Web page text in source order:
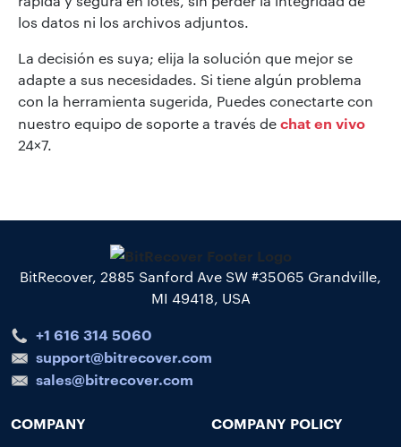
los datos ni los archivos adjuntos.
La decisión es suya; elija la solución que mejor se
adapte a sus necesidades. Si tiene algún problema
con la herramienta sugerida, Puedes conectarte con
nuestro equipo de soporte a través dechat en vivo
24×7.
BitRecover, 2885 Sanford Ave SW #35065 Grandville,
MI 49418, USA
+1 616 314 5060
support@bitrecover.com
sales@bitrecover.com
COMPANY
COMPANY POLICY